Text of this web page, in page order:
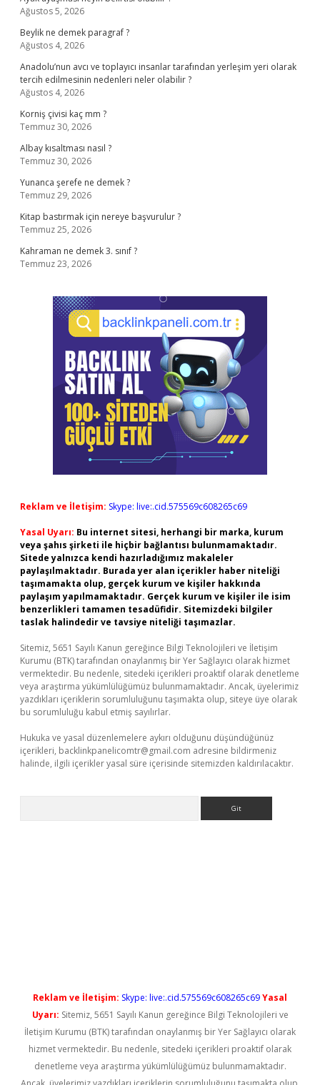
Ağustos 5, 2026
Beylik ne demek paragraf ?
Ağustos 4, 2026
Anadolu’nun avcı ve toplayıcı insanlar tarafından yerleşim yeri olarak
tercih edilmesinin nedenleri neler olabilir ?
Ağustos 4, 2026
Korniş çivisi kaç mm ?
Temmuz 30, 2026
Albay kısaltması nasıl ?
Temmuz 30, 2026
Yunanca şerefe ne demek ?
Temmuz 29, 2026
Kitap bastırmak için nereye başvurulur ?
Temmuz 25, 2026
Kahraman ne demek 3. sınıf ?
Temmuz 23, 2026
Reklam ve İletişim: Skype: live:.cid.575569c608265c69
Yasal Uyarı: Bu internet sitesi, herhangi bir marka, kurum
veya şahıs şirketi ile hiçbir bağlantısı bulunmamaktadır.
Sitede yalnızca kendi hazırladığımız makaleler
paylaşılmaktadır. Burada yer alan içerikler haber niteliği
taşımamakta olup, gerçek kurum ve kişiler hakkında
paylaşım yapılmamaktadır. Gerçek kurum ve kişiler ile isim
benzerlikleri tamamen tesadüfidir. Sitemizdeki bilgiler
taslak halindedir ve tavsiye niteliği taşımazlar.
Sitemiz, 5651 Sayılı Kanun gereğince Bilgi Teknolojileri ve İletişim
Kurumu (BTK) tarafından onaylanmış bir Yer Sağlayıcı olarak hizmet
vermektedir. Bu nedenle, sitedeki içerikleri proaktif olarak denetleme
veya araştırma yükümlülüğümüz bulunmamaktadır. Ancak, üyelerimiz
yazdıkları içeriklerin sorumluluğunu taşımakta olup, siteye üye olarak
bu sorumluluğu kabul etmiş sayılırlar.
Hukuka ve yasal düzenlemelere aykırı olduğunu düşündüğünüz
içerikleri, backlinkpanelicomtr@gmail.com adresine bildirmeniz
halinde, ilgili içerikler yasal süre içerisinde sitemizden kaldırılacaktır.
Reklam ve İletişim: Skype: live:.cid.575569c608265c69Yasal
Uyarı: Sitemiz, 5651 Sayılı Kanun gereğince Bilgi Teknolojileri ve
İletişim Kurumu (BTK) tarafından onaylanmış bir Yer Sağlayıcı olarak
hizmet vermektedir. Bu nedenle, sitedeki içerikleri proaktif olarak
denetleme veya araştırma yükümlülüğümüz bulunmamaktadır.